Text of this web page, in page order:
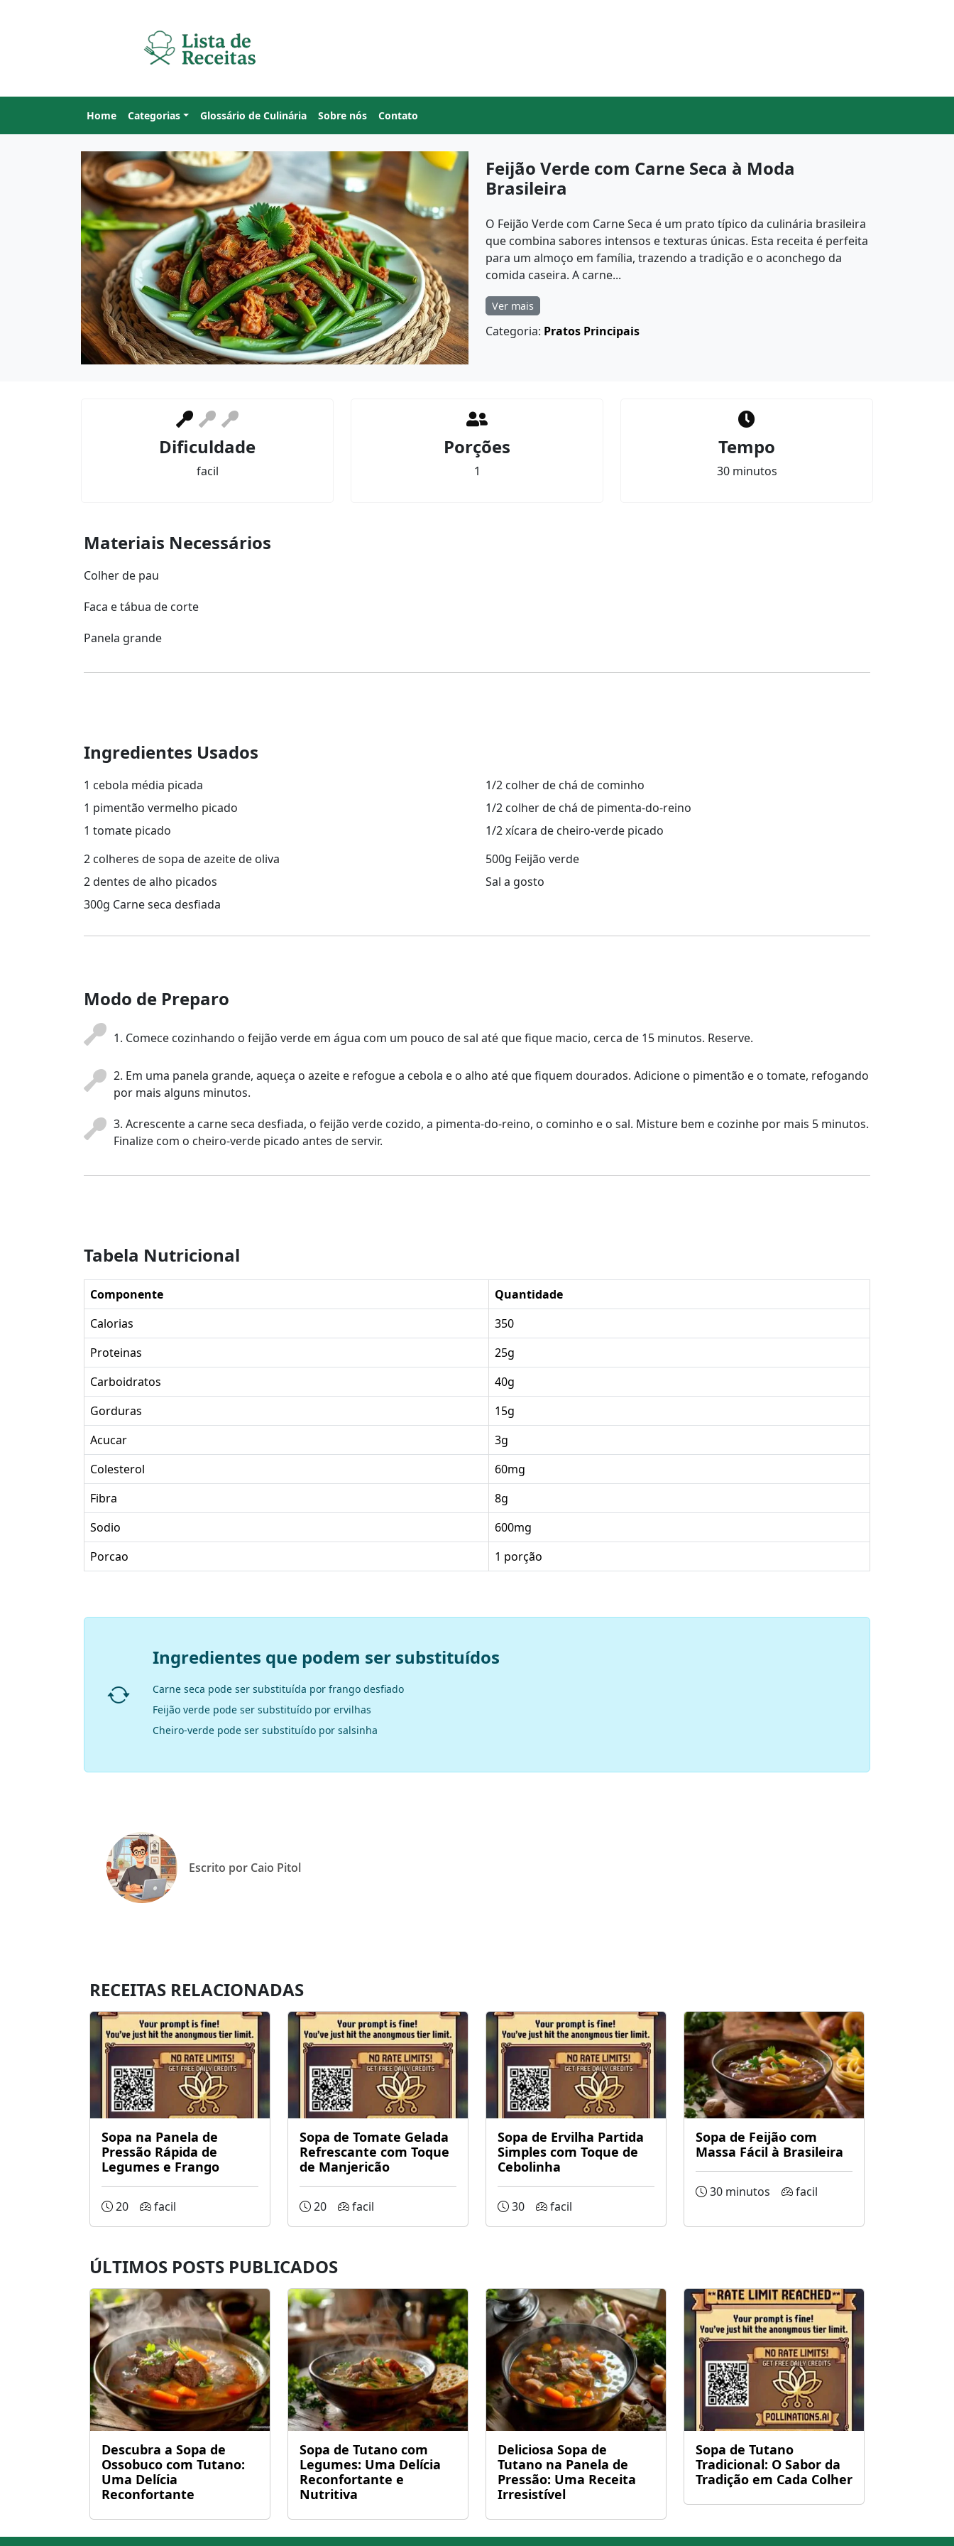
Home Categorias Glossário de Culinária Sobre nós Contato
Feijão Verde com Carne Seca à Moda
Brasileira
O Feijão Verde com Carne Seca é um prato típico da culinária brasileira
que combina sabores intensos e texturas únicas. Esta receita é perfeita
para um almoço em família, trazendo a tradição e o aconchego da
comida caseira. A carne...
Ver mais
Categoria: Pratos Principais
Dificuldade
facil
Porções
1
Tempo
30 minutos
Materiais Necessários
Colher de pau
Faca e tábua de corte
Panela grande
Ingredientes Usados
1 cebola média picada
1 pimentão vermelho picado
1 tomate picado
1/2 colher de chá de cominho
1/2 colher de chá de pimenta-do-reino
1/2 xícara de cheiro-verde picado
2 colheres de sopa de azeite de oliva
2 dentes de alho picados
300g Carne seca desfiada
500g Feijão verde
Sal a gosto
Modo de Preparo
1. Comece cozinhando o feijão verde em água com um pouco de sal até que fique macio, cerca de 15 minutos. Reserve.
2. Em uma panela grande, aqueça o azeite e refogue a cebola e o alho até que fiquem dourados. Adicione o pimentão e o tomate, refogando
por mais alguns minutos.
3. Acrescente a carne seca desfiada, o feijão verde cozido, a pimenta-do-reino, o cominho e o sal. Misture bem e cozinhe por mais 5 minutos.
Finalize com o cheiro-verde picado antes de servir.
Tabela Nutricional
Componente
Quantidade
Calorias
350
Proteinas
25g
Carboidratos
40g
Gorduras
15g
Acucar
3g
Colesterol
60mg
Fibra
8g
Sodio
600mg
Porcao
1 porção
Ingredientes que podem ser substituídos
Carne seca pode ser substituída por frango desfiado
Feijão verde pode ser substituído por ervilhas
Cheiro-verde pode ser substituído por salsinha
Escrito por Caio Pitol
RECEITAS RELACIONADAS
Sopa na Panela de
Pressão Rápida de
Legumes e Frango
20 facil
Sopa de Tomate Gelada
Refrescante com Toque
de Manjericão
20 facil
Sopa de Ervilha Partida
Simples com Toque de
Cebolinha
30 facil
Sopa de Feijão com
Massa Fácil à Brasileira
30 minutos facil
ÚLTIMOS POSTS PUBLICADOS
Descubra a Sopa de
Ossobuco com Tutano:
Uma Delícia
Reconfortante
Sopa de Tutano com
Legumes: Uma Delícia
Reconfortante e
Nutritiva
Deliciosa Sopa de
Tutano na Panela de
Pressão: Uma Receita
Irresistível
Sopa de Tutano
Tradicional: O Sabor da
Tradição em Cada Colher